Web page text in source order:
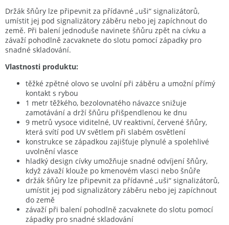
Držák šňůry lze připevnit za přídavné „uši“ signalizátorů,
umístit jej pod signalizátory záběru nebo jej zapíchnout do
země. Při balení jednoduše navinete šňůru zpět na cívku a
závaží pohodlně zacvaknete do slotu pomocí západky pro
snadné skladování.
Vlastnosti produktu:
těžké zpětné olovo se uvolní při záběru a umožní přímý
kontakt s rybou
1 metr těžkého, bezolovnatého návazce snižuje
zamotávání a drží šňůru přišpendlenou ke dnu
9 metrů vysoce viditelné, UV reaktivní, červené šňůry,
která svítí pod UV světlem při slabém osvětlení
konstrukce se západkou zajišťuje plynulé a spolehlivé
uvolnění vlasce
hladký design cívky umožňuje snadné odvíjení šňůry,
když závaží klouže po kmenovém vlasci nebo šnůře
držák šňůry lze připevnit za přídavné „uši“ signalizátorů,
umístit jej pod signalizátory záběru nebo jej zapíchnout
do země
závaží při balení pohodlně zacvaknete do slotu pomocí
západky pro snadné skladování